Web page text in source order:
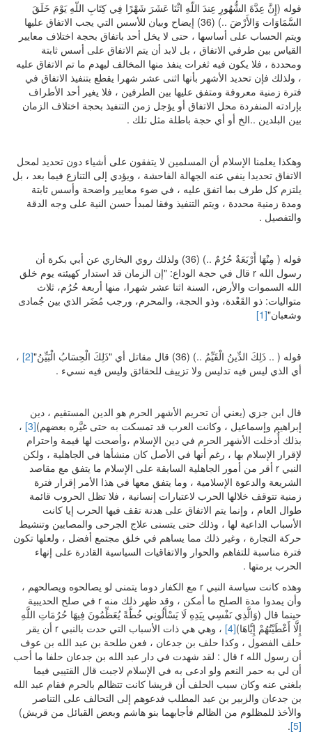
قوله (إِنَّ عِدَّةَ الشُّهُورِ عِندَ اللّهِ اثْنَا عَشَرَ شَهْرًا فِي كِتَابِ اللّهِ يَوْمَ خَلَقَ
السَّمَاوَات وَالأَرْضَ ..) (36) إيضاح وبيان للأسس التي يجب الاتفاق عليها
ويتم الحساب على أساسها ، حتى لا يخل أحد باتفاق بحجة اختلاف معايير
القياس بين طرفي الاتفاق ، بل لابد أن يتم الاتفاق على أسس ثابتة
ومحددة ، فلا يكون فيه ثغرات ينفذ منها المخالف ليهدم ما تم الاتفاق عليه
، ولذلك فإن تحديد الأشهر بأنها اثنى عشر شهرا يقطع بتنفيذ الاتفاق في
فترة زمنية معروفة ومتفق عليها بين الطرفين ، فلا يغير أحد الأطراف
بإرادته المنفردة محل الاتفاق أو يؤجل زمن التنفيذ بحجة اختلاف الزمان
بين البلدين ..الخ أو أي حجة باطلة مثل تلك .
وهكذا يعلمنا الإسلام أن المسلمين لا يتفقون على أشياء دون تحديد لمحل
الاتفاق تحديدا ينفي عنه الجهالة الفاحشة ، ويؤدي إلى التنازع فيما بعد ، بل
يلتزم كل طرف بما اتفق عليه ، في ضوء معايير واضحة وأسس ثابتة
ومدة زمنية محددة ، ويتم التنفيذ وفقا لمبدأ حسن النية على وجه الدقة
والتفصيل .
قوله ( مِنْهَا أَرْبَعَةٌ حُرُمٌ ..) (36) ولذلك روي البخاري عن أبي بكرة أن
رسول الله r قال في حجة الوداع: "إن الزمان قد استدار كهيئته يوم خلق
الله السموات والأرض، السنة اثنا عشر شهرا، منها أربعة حُرُم، ثلاث
متواليات: ذو القَعْدة، وذو الحجة، والمحرم، ورجب مُضَر الذي بين جُمادى
وشعبان"[1]
قوله ( .. ذَلِكَ الدِّينُ الْقَيِّمُ ..) (36) قال مقاتل أي "ذَلِكَ الْحِسَابُ الْبَيِّنُ" [2]
،
أي الذي ليس فيه تدليس ولا تزييف للحقائق وليس فيه نسيء .
قال ابن جزي (يعني أن تحريم الأشهر الحرم هو الدين المستقيم ، دين
إبراهيم وإسماعيل ، وكانت العرب قد تمسكت به حتى غيَّره بعضهم)[3]
،
بذلك أُدخلت الأشهر الحرم في دين الإسلام ،وأضحت لها قيمة واحترام
لإقرار الإسلام بها ، رغم أنها في الأصل كان منشأها في الجاهلية ، ولكن
النبي r أقر من أمور الجاهلية السابقة على الإسلام ما يتفق مع مقاصد
الشريعة والدعوة الإسلامية ، وما يتفق معها في هذا الأمر إقرار فترة
زمنية تتوقف خلالها الحرب لاعتبارات إنسانية ، فلا تظل الحروب قائمة
طوال العام ، وإنما يتم الاتفاق على هدنة تقف فيها الحرب إيا كانت
الأسباب الداعية لها ، وذلك حتى يتسنى علاج الجرحى والمصابين وتنشيط
حركة التجارة ، وغير ذلك مما يساهم في خلق مجتمع أفضل ، ولعلها تكون
فترة مناسبة للتفاهم والحوار والاتفاقيات السياسية القادرة على إنهاء
الحرب برمتها .
وهذه كانت سياسة النبي r مع الكفار دوما يتمنى لو يصالحوه ويصالحهم ،
وأن يمدوا مدة الصلح ما أمكن ، وقد ظهر ذلك منه r في صلح الحديبية
حينما قال (وَالَّذِي نَفْسِي بِيَدِهِ لَا يَسْأَلُونِي خُطَّةً يُعَظِّمُونَ فِيهَا حُرُمَاتِ اللَّهِ
إِلَّا أَعْطَيْتُهُمْ إِيَّاهَا)[4]
، وهي هي ذات الأسباب التي حدت بالنبي r أن يقر
حلف الفضول ، وكذا حلف بن جدعان ، فعن طلحة بن عبد الله بن عوف
أن رسول الله r قال : لقد شهدت في دار عبد الله بن جدعان حلفا ما أحب
أن لي به حمر النعم ولو ادعى به في الإسلام لاجبت قال القتيبي فيما
بلغني عنه وكان سبب الحلف أن قريشا كانت تتظالم بالحرم فقام عبد الله
بن جدعان والزبير بن عبد المطلب فدعوهم إلى التحالف على التناصر
والأخذ للمظلوم من الظالم فأجابهما بنو هاشم وبعض القبائل من قريش)
[5]
.